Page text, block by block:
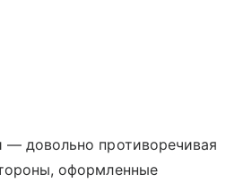
— довольно противоречивая
оформленные